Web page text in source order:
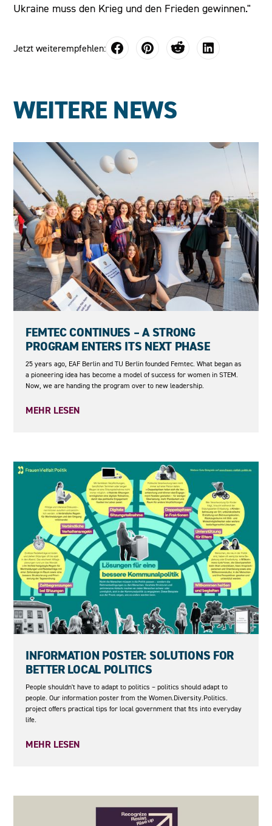
Ukraine muss den Krieg und den Frieden gewinnen."
Jetzt weiterempfehlen:
WEITERE NEWS
FEMTEC CONTINUES – A STRONG
PROGRAM ENTERS ITS NEXT PHASE
25 years ago, EAF Berlin and TU Berlin founded Femtec. What began as
a pioneering idea has become a model of success for women in STEM.
Now, we are handing the program over to new leadership.
MEHR LESEN
INFORMATION POSTER: SOLUTIONS FOR
BETTER LOCAL POLITICS
People shouldn't have to adapt to politics – politics should adapt to
people. Our information poster from the Women.Diversity.Politics.
project offers practical tips for local government that fits into everyday
life.
MEHR LESEN